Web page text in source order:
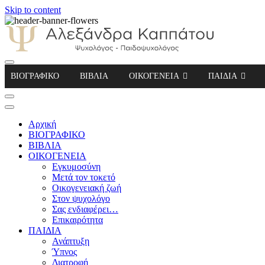
Skip to content
Αλεξάνδρα Καππάτου Ψυχολόγος –
ΒΙΟΓΡΑΦΙΚΟ ΒΙΒΛΙΑ ΟΙΚΟΓΕΝΕΙΑ ΠΑΙΔΙΑ
Αρχική
ΒΙΟΓΡΑΦΙΚΟ
ΒΙΒΛΙΑ
ΟΙΚΟΓΕΝΕΙΑ
Εγκυμοσύνη
Μετά τον τοκετό
Οικογενειακή ζωή
Στον ψυχολόγο
Σας ενδιαφέρει…
Επικαιρότητα
ΠΑΙΔΙΑ
Ανάπτυξη
Ύπνος
Διατροφή